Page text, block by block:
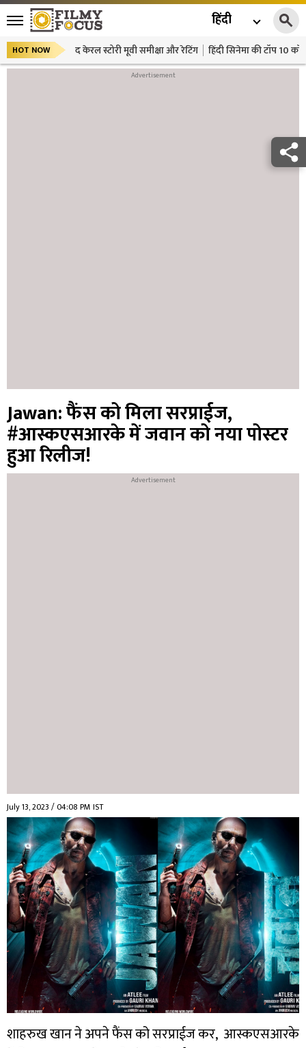
हिंदी
HOT NOW द केरल स्टोरी मूवी समीक्षा और रेटिंग हिंदी सिनेमा की टॉप 10
Jawan: फैंस को मिला सरप्राईज,
#आस्कएसआरके में जवान को नया पोस्टर
हुआ रिलीज!
July 13, 2023 / 04:08 PM IST
शाहरुख खान ने अपने फैंस को सरप्राईज कर, आस्कएसआरके